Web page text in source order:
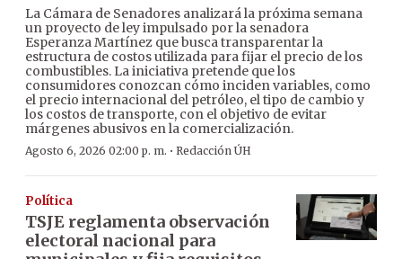
La Cámara de Senadores analizará la próxima semana
un proyecto de ley impulsado por la senadora
Esperanza Martínez que busca transparentar la
estructura de costos utilizada para fijar el precio de los
combustibles. La iniciativa pretende que los
consumidores conozcan cómo inciden variables, como
el precio internacional del petróleo, el tipo de cambio y
los costos de transporte, con el objetivo de evitar
márgenes abusivos en la comercialización.
Agosto 6, 2026 02:00 p. m. · Redacción ÚH
Política
TSJE reglamenta observación
electoral nacional para